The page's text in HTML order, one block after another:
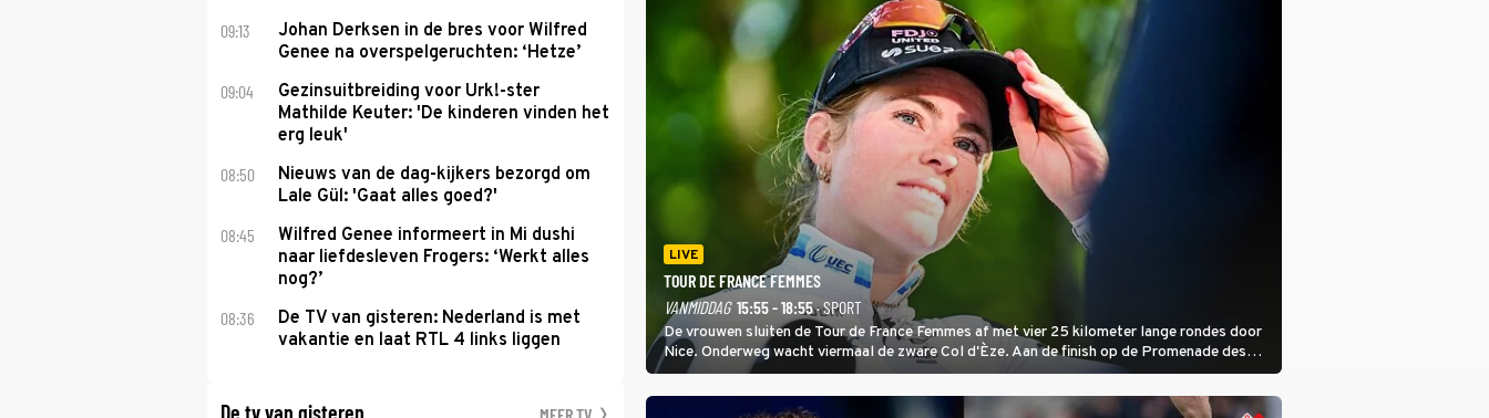
09:13
Johan Derksen in de bres voor Wilfred
Genee na overspelgeruchten: ‘Hetze’
09:04
Gezinsuitbreiding voor Urk!-ster
Mathilde Keuter: 'De kinderen vinden het
erg leuk'
08:50
Nieuws van de dag-kijkers bezorgd om
Lale Gül: 'Gaat alles goed?'
08:45
Wilfred Genee informeert in Mi dushi
naar liefdesleven Frogers: ‘Werkt alles
nog?’
08:36
De TV van gisteren: Nederland is met
vakantie en laat RTL 4 links liggen
De tv van gisteren
LIVE
TOUR DE FRANCE FEMMES
VANMIDDAG 15:55 - 18:55· SPORT
De vrouwen sluiten de Tour de France Femmes af met vier 25 kilometer lange rondes door
Nice. Onderweg wacht viermaal de zware Col d'Èze. Aan de finish op de Promenade des
Anglais krijgt de eindwinnaar de laatste gele trui.